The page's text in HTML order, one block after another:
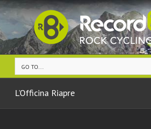
GO TO...
L’Officina Riapre